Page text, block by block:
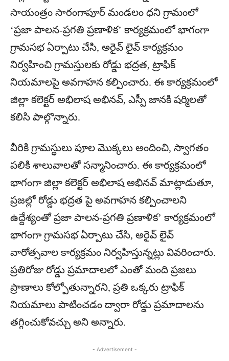
సాయంత్రం సారంగాపూర్ మండలం ధని గ్రామంలో
‘ప్రజా పాలన-ప్రగతి ప్రణాళిక’ కార్యక్రమంలో భాగంగా
గ్రామసభ ఏర్పాటు చేసి, అరైవ్ లైవ్ కార్యక్రమం
నిర్వహించి గ్రామస్తులకు రోడ్డు భద్రత, ట్రాఫిక్
నియమాలపై అవగాహన కల్పించారు. ఈ కార్యక్రమంలో
జిల్లా కలెక్టర్ అభిలాష అభినవ్, ఎస్పీ జానకి షర్మిలతో
కలిసి పాల్గొన్నారు.
వీరికి గ్రామస్థులు పూల మొక్కలు అందించి, స్వాగతం
పలికి శాలువాలతో సన్మానించారు. ఈ కార్యక్రమంలో
భాగంగా జిల్లా కలెక్టర్ అభిలాష అభినవ్ మాట్లాడుతూ,
ప్రజల్లో రోడ్డు భద్రత పై అవగాహన కల్పించాలని
ఉద్దేశ్యంతో ప్రజా పాలన-ప్రగతి ప్రణాళిక’ కార్యక్రమంలో
భాగంగా గ్రామసభ ఏర్పాటు చేసి, అరైవ్ లైవ్
వారోత్సవాల కార్యక్రమం నిర్వహిస్తున్నట్లు వివరించారు.
ప్రతిరోజు రోడ్డు ప్రమాదాలలో ఎంతో మంది ప్రజలు
ప్రాణాలు కోల్పోతున్నారని, ప్రతి ఒక్కరు ట్రాఫిక్
నియమాలు పాటించడం ద్వారా రోడ్డు ప్రమాదాలను
తగ్గించుకోవచ్చు అని అన్నారు.
- Advertisement -